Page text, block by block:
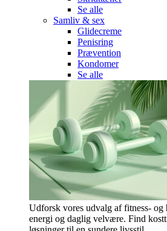
Se alle
Samliv & sex
Glidecreme
Penisring
Prævention
Kondomer
Se alle
Udforsk vores udvalg af fitness-
energi og daglig velvære. Find